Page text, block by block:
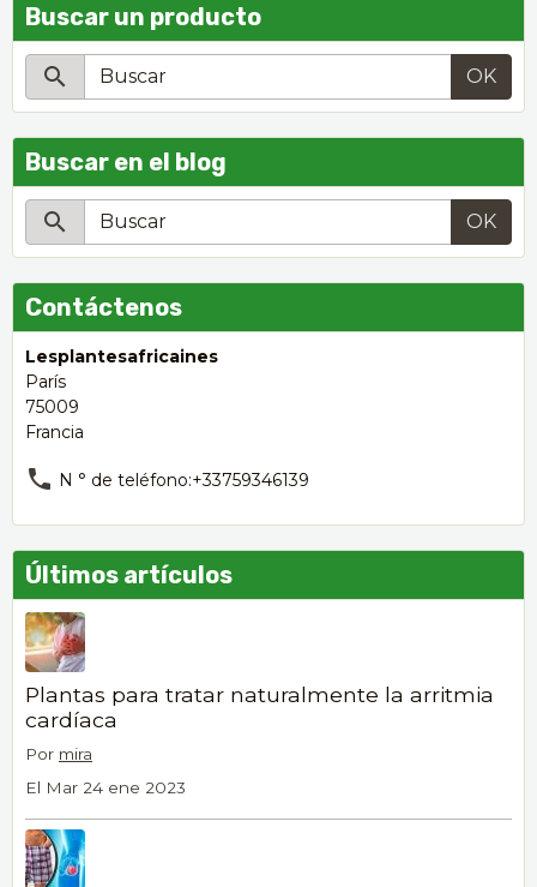
Buscar un producto
OK
Buscar en el blog
OK
Contáctenos
Lesplantesafricaines
París
75009
Francia
N ° de teléfono:+33759346139
Últimos artículos
Plantas para tratar naturalmente la arritmia
cardíaca
Por mira
El Mar 24 ene 2023